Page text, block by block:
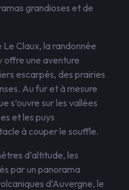
grandioses et de
Claux, la randonnée
offre une aventure
escarpés, des prairies
Au fur et à mesure
s’ouvre sur les vallées
et les puys
à couper le souffle.
d’altitude, les
par un panorama
d’Auvergne, le